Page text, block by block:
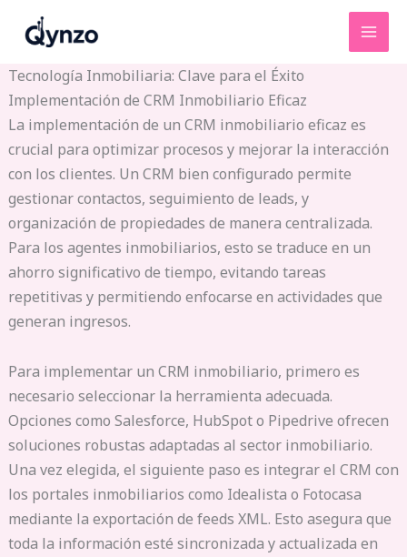
Tecnología Inmobiliaria: Clave para el Éxito
Implementación de CRM Inmobiliario Eficaz
La implementación de un CRM inmobiliario eficaz es
crucial para optimizar procesos y mejorar la interacción
con los clientes. Un CRM bien configurado permite
gestionar contactos, seguimiento de leads, y
organización de propiedades de manera centralizada.
Para los agentes inmobiliarios, esto se traduce en un
ahorro significativo de tiempo, evitando tareas
repetitivas y permitiendo enfocarse en actividades que
generan ingresos.
Para implementar un CRM inmobiliario, primero es
necesario seleccionar la herramienta adecuada.
Opciones como Salesforce, HubSpot o Pipedrive ofrecen
soluciones robustas adaptadas al sector inmobiliario.
Una vez elegida, el siguiente paso es integrar el CRM con
los portales inmobiliarios como Idealista o Fotocasa
mediante la exportación de feeds XML. Esto asegura que
toda la información esté sincronizada y actualizada en